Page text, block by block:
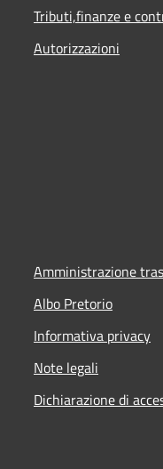
Tributi,finanze e
Autorizzazioni
Amministrazione
Albo Pretorio
Informativa privacy
Note legali
Dichiarazione di